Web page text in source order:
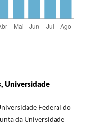
Universidade
Federal do
da Universidade